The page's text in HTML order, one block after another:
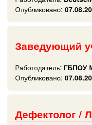
Опубликовано:
Заведующий
Работодатель: ГБПОУ
Опубликовано:
Дефектолог /